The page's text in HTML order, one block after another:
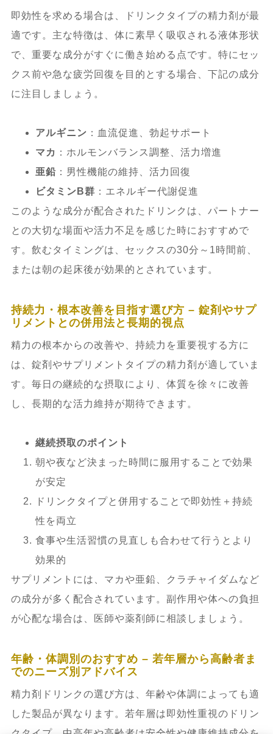
即効性を求める場合は、ドリンクタイプの精力剤が最
適です。主な特徴は、体に素早く吸収される液体形状
で、重要な成分がすぐに働き始める点です。特にセッ
クス前や急な疲労回復を目的とする場合、下記の成分
に注目しましょう。
アルギニン ：血流促進、勃起サポート
マカ ：ホルモンバランス調整、活力増進
亜鉛：男性機能の維持、活力回復
ビタミンB群 ：エネルギー代謝促進
このような成分が配合されたドリンクは、パートナー
との大切な場面や活力不足を感じた時におすすめで
す。飲むタイミングは、セックスの30分～1時間前、
または朝の起床後が効果的とされています。
持続力・根本改善を目指す選び方 – 錠剤やサプ
リメントとの併用法と長期的視点
精力の根本からの改善や、持続力を重要視する方に
は、錠剤やサプリメントタイプの精力剤が適していま
す。毎日の継続的な摂取により、体質を徐々に改善
し、長期的な活力維持が期待できます。
継続摂取のポイント
朝や夜など決まった時間に服用することで効果
が安定
ドリンクタイプと併用することで即効性＋持続
性を両立
食事や生活習慣の見直しも合わせて行うとより
効果的
サプリメントには、マカや亜鉛、クラチャイダムなど
の成分が多く配合されています。副作用や体への負担
が心配な場合は、医師や薬剤師に相談しましょう。
年齢・体調別のおすすめ – 若年層から高齢者ま
でのニーズ別アドバイス
精力剤ドリンクの選び方は、年齢や体調によっても適
した製品が異なります。若年層は即効性重視のドリン